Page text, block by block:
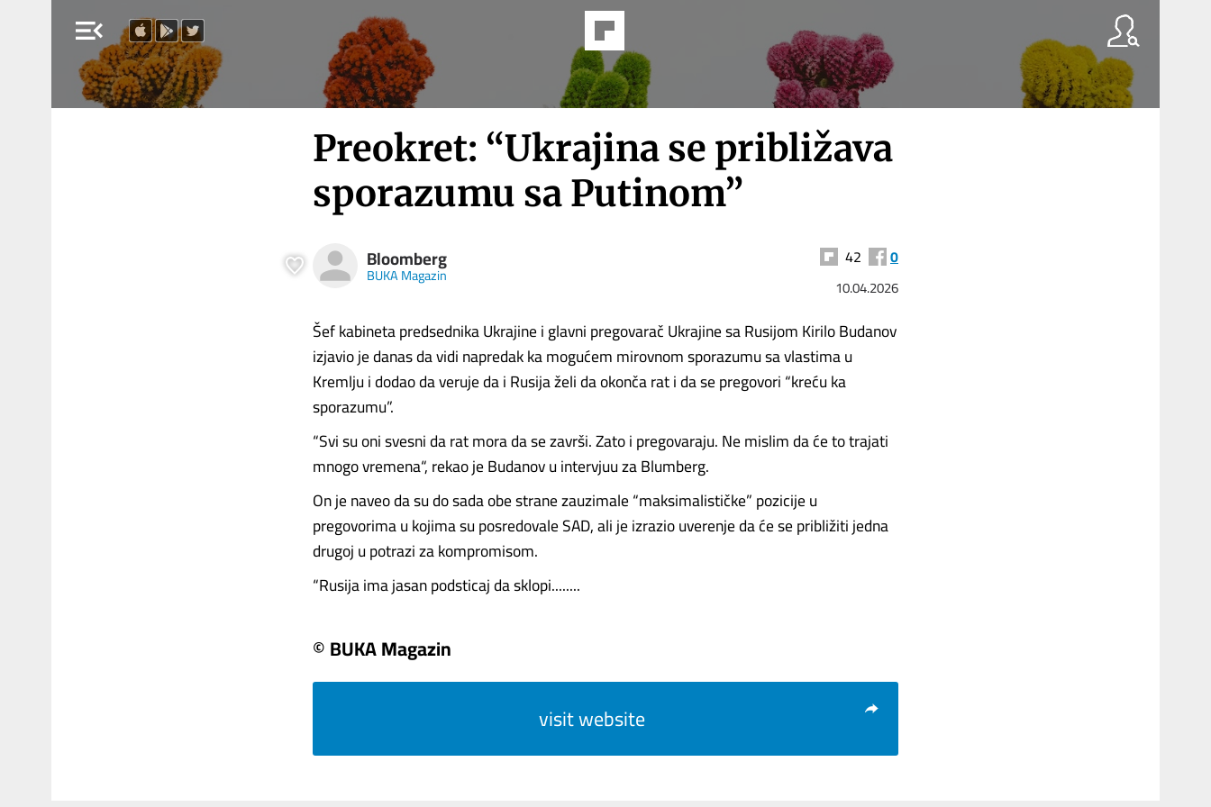
menu_open
Preokret: “Ukrajina se približava
sporazumu sa Putinom”
Bloomberg
BUKA Magazin
42 0
10.04.2026
Šef kabineta predsednika Ukrajine i glavni pregovarač Ukrajine sa Rusijom Kirilo Budanov
izjavio je danas da vidi napredak ka mogućem mirovnom sporazumu sa vlastima u
Kremlju i dodao da veruje da i Rusija želi da okonča rat i da se pregovori “kreću ka
sporazumu”.
“Svi su oni svesni da rat mora da se završi. Zato i pregovaraju. Ne mislim da će to trajati
mnogo vremena“, rekao je Budanov u intervjuu za Blumberg.
On je naveo da su do sada obe strane zauzimale “maksimalističke” pozicije u
pregovorima u kojima su posredovale SAD, ali je izrazio uverenje da će se približiti jedna
drugoj u potrazi za kompromisom.
“Rusija ima jasan podsticaj da sklopi........
© BUKA Magazin
visit website